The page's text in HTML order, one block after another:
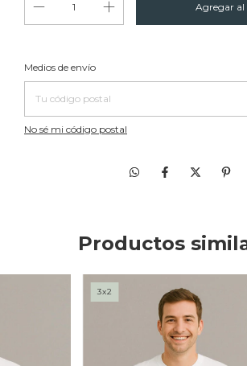
Entregas para el CP:
Medios de envío
No sé mi código postal
Productos
3x2